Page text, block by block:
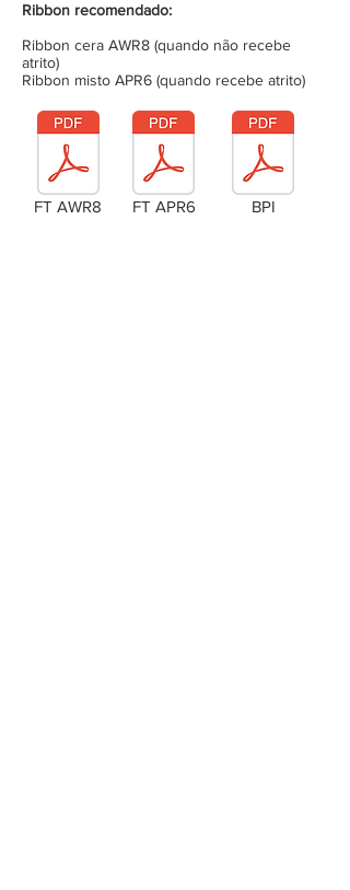
Ribbon recomendado:
Ribbon cera AWR8 (quando não recebe
atrito)
Ribbon misto APR6 (quando recebe atrito)
FT AWR8 FT APR6 BPI